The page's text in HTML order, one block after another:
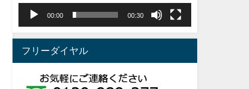
ー
00:00 00:30
フリーダイヤル